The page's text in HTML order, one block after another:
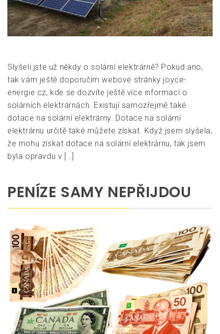
Slyšeli jste už někdy o solární elektrárně? Pokud ano,
tak vám ještě doporučím webové stránky joyce-
energie.cz, kde se dozvíte ještě více informací o
solárních elektrárnách. Existují samozřejmě také
dotace na solární elektrárny. Dotace na solární
elektrárnu určitě také můžete získat. Když jsem slyšela,
že mohu získat dotace na solární elektrárnu, tak jsem
byla opravdu v […]
PENÍZE SAMY NEPŘIJDOU